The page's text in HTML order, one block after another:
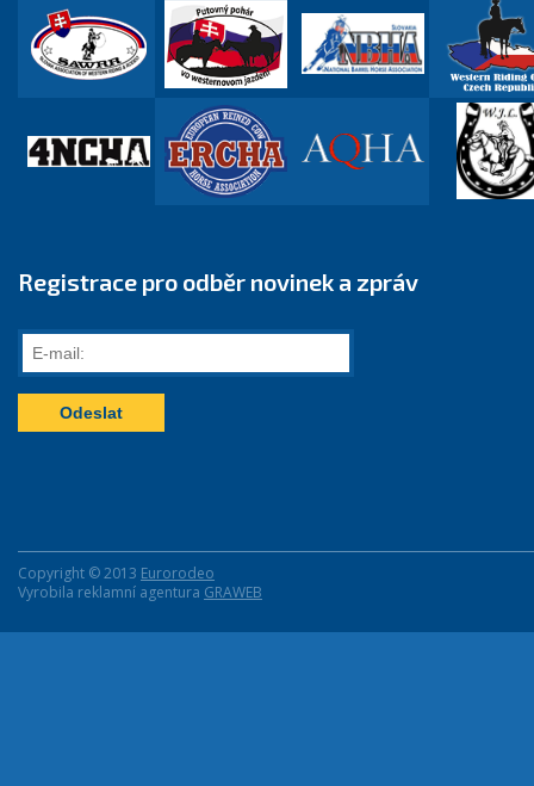
Registrace pro odběr novinek a zpráv
E-
mail:
Copyright © 2013 Eurorodeo
Vyrobila reklamní agentura GRAWEB